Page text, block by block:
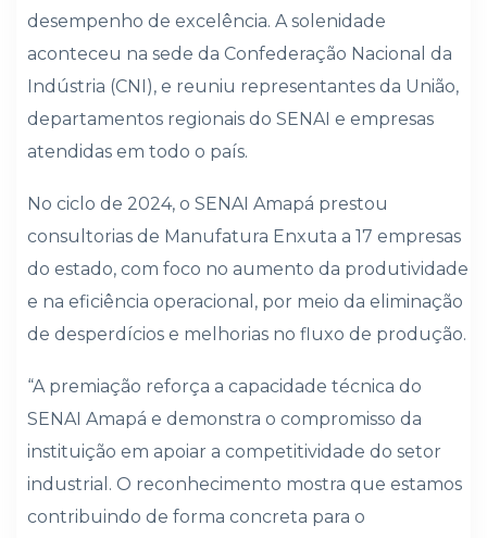
desempenho de excelência. A solenidade
aconteceu na sede da Confederação Nacional da
Indústria (CNI), e reuniu representantes da União,
departamentos regionais do SENAI e empresas
atendidas em todo o país.
No ciclo de 2024, o SENAI Amapá prestou
consultorias de Manufatura Enxuta a 17 empresas
do estado, com foco no aumento da produtividade
e na eficiência operacional, por meio da eliminação
de desperdícios e melhorias no fluxo de produção.
“A premiação reforça a capacidade técnica do
SENAI Amapá e demonstra o compromisso da
instituição em apoiar a competitividade do setor
industrial. O reconhecimento mostra que estamos
contribuindo de forma concreta para o